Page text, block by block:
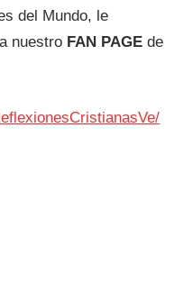
del Mundo, le
a nuestro FAN PAGE de